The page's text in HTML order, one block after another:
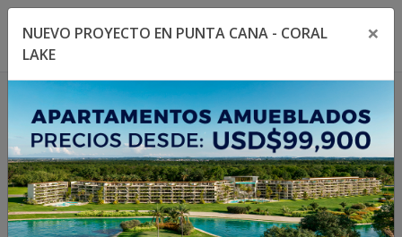
Toggle navigation menu
NUEVO PROYECTO EN PUNTA CANA - CORAL
LAKE
×